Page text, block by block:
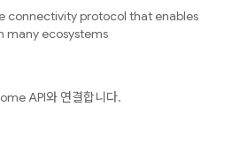
connectivity protocol that enables
many ecosystems
API와 연결합니다.